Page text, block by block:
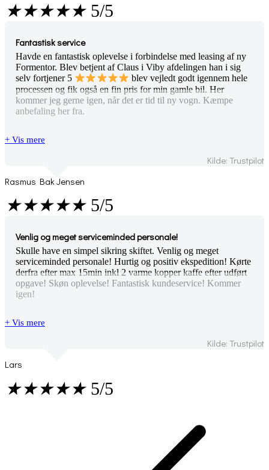
★★★★★ 5/5
Fantastisk service
Havde en fantastisk oplevelse i forbindelse med leasing af ny
Formentor. Blev betjent af Claus i Viby afdelingen han i sig
selv fortjener 5
blev vejledt godt igennem hele
processen og fik også en fin pris for min gamle bil. Her
kommer jeg gerne igen, når det er tid til ny vogn. Kæmpe
anbefaling her fra.
+ Vis mere
Kilde: Trustpilot
Rasmus Bak Jensen
★★★★★ 5/5
Venlig og meget serviceminded personale!
Skulle have en simpel sikring skiftet. Venlig og meget
serviceminded personale! Hurtig og positiv ekspedition! Kørte
derfra efter max 15min inkl 2 varme kopper kaffe efter udført
opgave! Skøn oplevelse! Fantastisk kundeservice! Kommer
igen!
+ Vis mere
Kilde: Trustpilot
Lars
★★★★★ 5/5